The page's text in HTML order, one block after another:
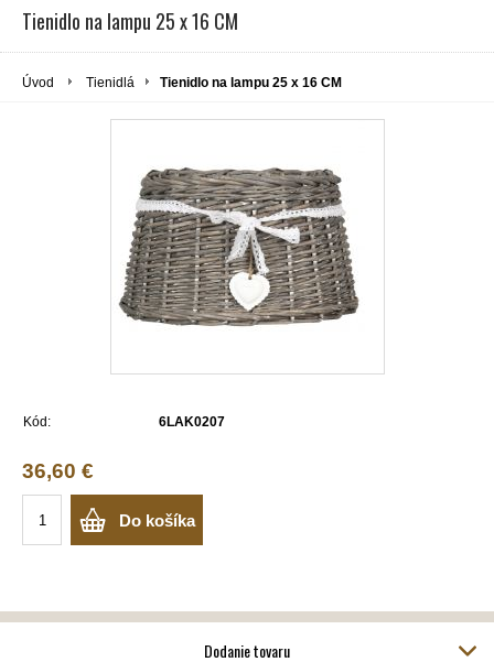
Tienidlo na lampu 25 x 16 CM
Úvod Tienidlá Tienidlo na lampu 25 x 16 CM
Kód: 6LAK0207
36,60 €
Do košíka
Dodanie tovaru